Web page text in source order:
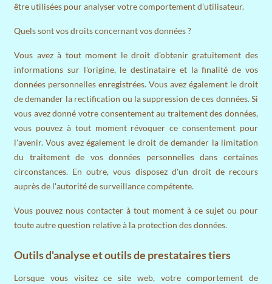
être utilisées pour analyser votre comportement d'utilisateur.
Quels sont vos droits concernant vos données ?
Vous avez à tout moment le droit d'obtenir gratuitement des
informations sur l'origine, le destinataire et la finalité de vos
données personnelles enregistrées. Vous avez également le droit
de demander la rectification ou la suppression de ces données. Si
vous avez donné votre consentement au traitement des données,
vous pouvez à tout moment révoquer ce consentement pour
l'avenir. Vous avez également le droit de demander la limitation
du traitement de vos données personnelles dans certaines
circonstances. En outre, vous disposez d'un droit de recours
auprès de l'autorité de surveillance compétente.
Vous pouvez nous contacter à tout moment à ce sujet ou pour
toute autre question relative à la protection des données.
Outils d'analyse et outils de prestataires tiers
Lorsque vous visitez ce site web, votre comportement de